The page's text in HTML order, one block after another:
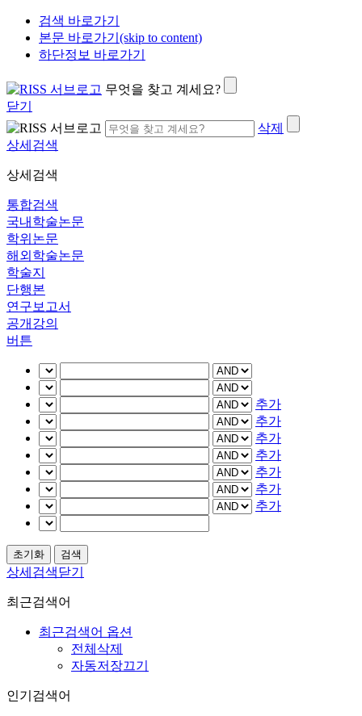
검색 바로가기
본문 바로가기(skip to content)
하단정보 바로가기
무엇을 찾고 계세요?
닫기
삭제
상세검색
상세검색
통합검색
국내학술논문
학위논문
해외학술논문
학술지
단행본
연구보고서
공개강의
버튼
추가
추가
추가
추가
추가
추가
추가
상세검색닫기
최근검색어
최근검색어 옵션
전체삭제
자동저장끄기
인기검색어